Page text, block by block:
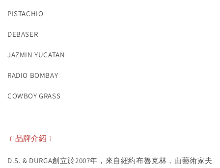
PISTACHIO
DEBASER
JAZMIN YUCATAN
RADIO BOMBAY
COWBOY GRASS
﹝品牌介紹﹞
D.S. & DURGA創立於2007年，來自紐約布魯克林，由藝術家夫